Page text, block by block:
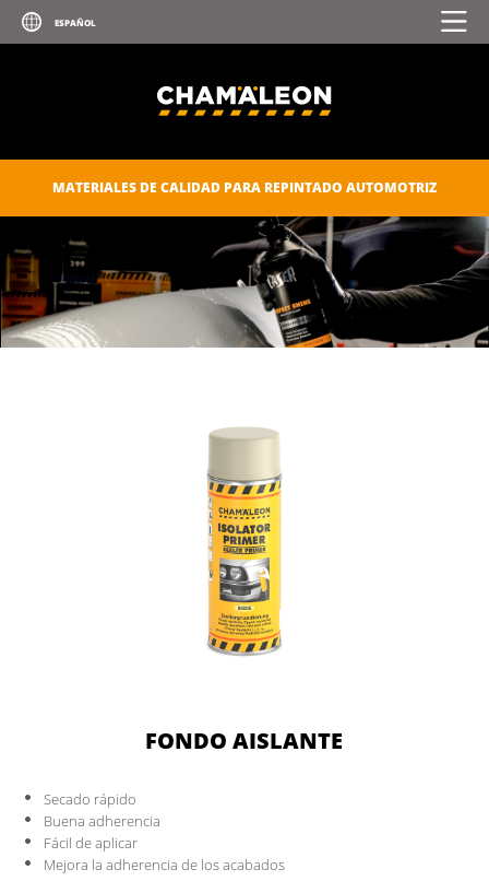
MATERIALES DE CALIDAD PARA REPINTADO AUTOMOTRIZ
FONDO AISLANTE
Secado rápido
Buena adherencia
Fácil de aplicar
Mejora la adherencia de los acabados
CUIDADO AUTOMOTRIZ
CHAM.PROTECT
CATÁLOGO DIGITAL
DESCARGAS
CONTACTOS
DOCUMENTOS PARA MIEMBROS